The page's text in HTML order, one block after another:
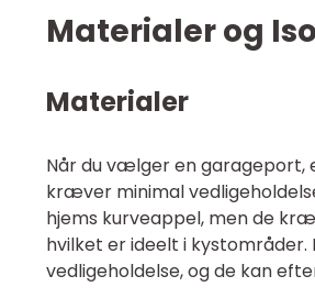
Materialer og
Materialer
Når du vælger en garageport,
kræver minimal
hjems kurveappel, men de
hvilket er ideelt i
vedligeholdelse, og de kan